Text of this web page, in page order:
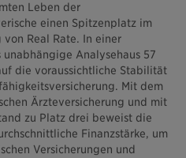
Leben der
einen Spitzenplatz im
Real Rate. In einer
Analysehaus 57
die voraussichtliche Stabilität
Mit dem
Ärzteversicherung und mit
zu Platz drei beweist die
Finanzstärke, um
Versicherungen und